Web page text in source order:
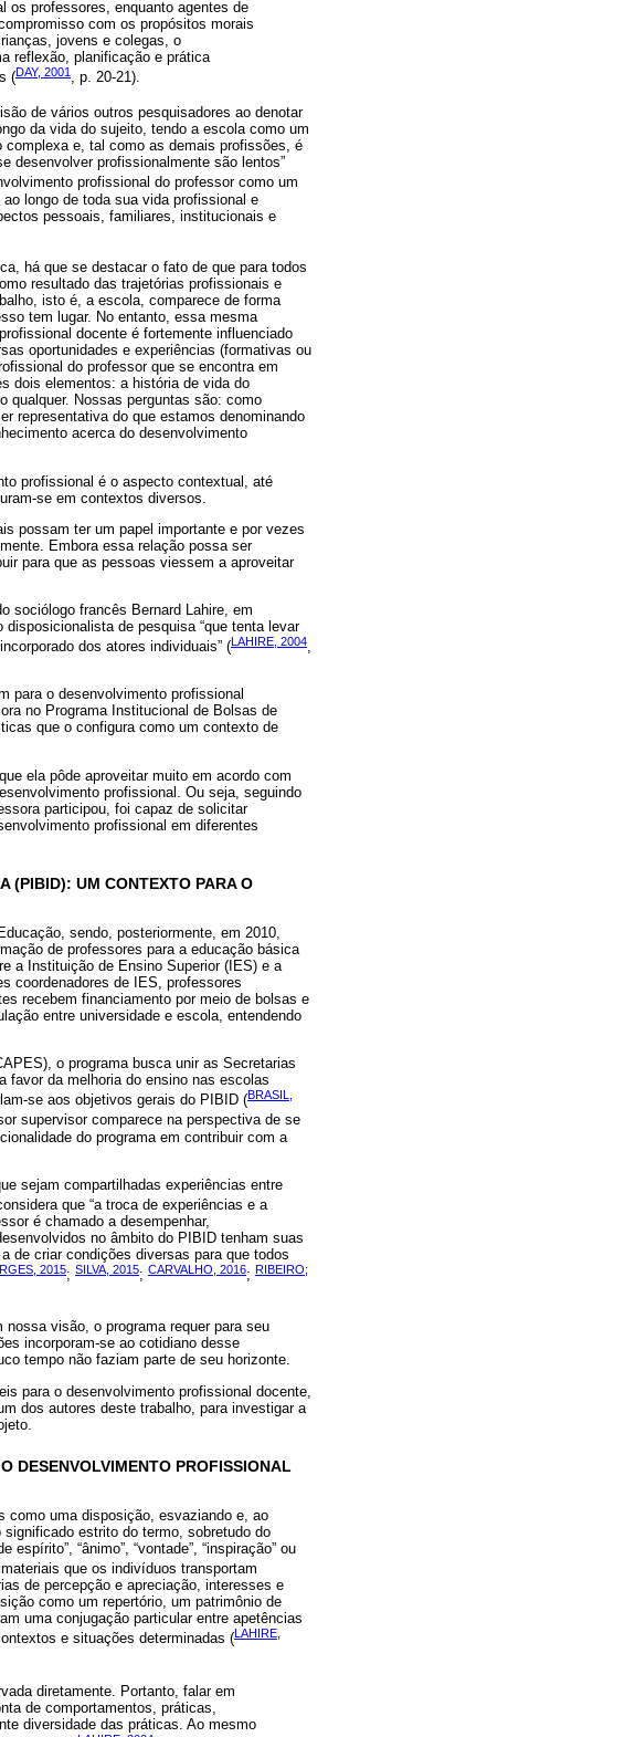
os professores, enquanto agentes de
com os propósitos morais
jovens e colegas, o
reflexão, planificação e prática
(DAY, 2001 , p. 20-21).
de vários outros pesquisadores ao denotar
da vida do sujeito, tendo a escola como um
complexa e, tal como as demais profissões, é
desenvolver profissionalmente são lentos”
profissional do professor como um
longo de toda sua vida profissional e
pessoais, familiares, institucionais e
há que se destacar o fato de que para todos
resultado das trajetórias profissionais e
isto é, a escola, comparece de forma
tem lugar. No entanto, essa mesma
docente é fortemente influenciado
oportunidades e experiências (formativas ou
do professor que se encontra em
dois elementos: a história de vida do
qualquer. Nossas perguntas são: como
representativa do que estamos denominando
acerca do desenvolvimento
profissional é o aspecto contextual, até
se em contextos diversos.
possam ter um papel importante e por vezes
Embora essa relação possa ser
para que as pessoas viessem a aproveitar
sociólogo francês Bernard Lahire, em
de pesquisa “que tenta levar
dos atores individuais” (LAHIRE, 2004,
para o desenvolvimento profissional
no Programa Institucional de Bolsas de
que o configura como um contexto de
ela pôde aproveitar muito em acordo com
profissional. Ou seja, seguindo
participou, foi capaz de solicitar
profissional em diferentes
(PIBID): UM CONTEXTO PARA O
sendo, posteriormente, em 2010,
de professores para a educação básica
a Instituição de Ensino Superior (IES) e a
coordenadores de IES, professores
recebem financiamento por meio de bolsas e
entre universidade e escola, entendendo
o programa busca unir as Secretarias
favor da melhoria do ensino nas escolas
se aos objetivos gerais do PIBID (BRASIL,
supervisor comparece na perspectiva de se
do programa em contribuir com a
sejam compartilhadas experiências entre
que “a troca de experiências e a
é chamado a desempenhar,
no âmbito do PIBID tenham suas
de criar condições diversas para que todos
2015; SILVA, 2015; CARVALHO, 2016; RIBEIRO;
visão, o programa requer para seu
incorporam-se ao cotidiano desse
tempo não faziam parte de seu horizonte.
para o desenvolvimento profissional docente,
dos autores deste trabalho, para investigar a
DESENVOLVIMENTO PROFISSIONAL
como uma disposição, esvaziando e, ao
estrito do termo, sobretudo do
“ânimo”, “vontade”, “inspiração” ou
que os indivíduos transportam
de percepção e apreciação, interesses e
como um repertório, um patrimônio de
uma conjugação particular entre apetências
e situações determinadas (LAHIRE,
diretamente. Portanto, falar em
de comportamentos, práticas,
diversidade das práticas. Ao mesmo